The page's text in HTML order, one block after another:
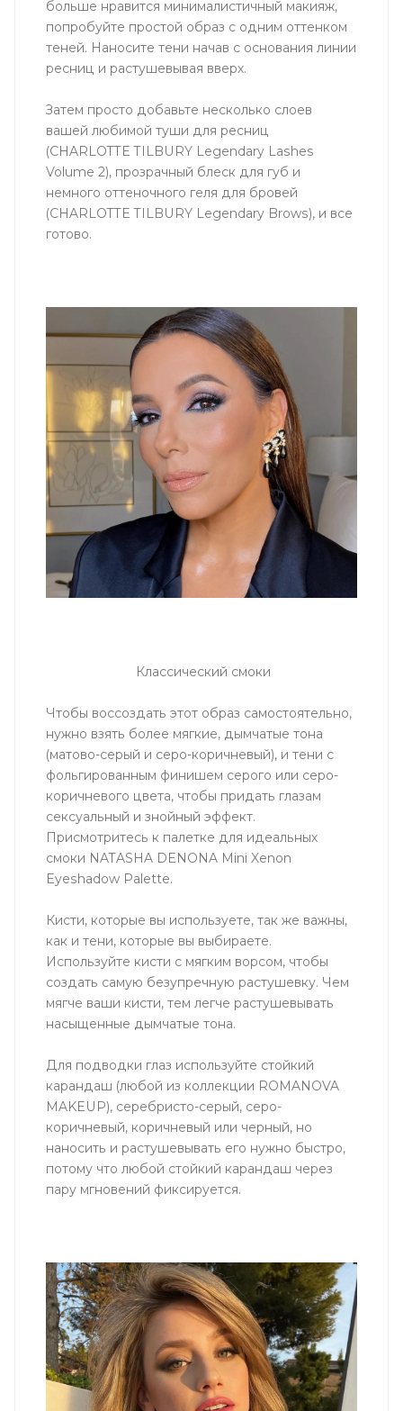
больше нравится минималистичный макияж,
попробуйте простой образ с одним оттенком
теней. Наносите тени начав с основания линии
ресниц и растушевывая вверх.
Затем просто добавьте несколько слоев
вашей любимой туши для ресниц
(CHARLOTTE TILBURY Legendary Lashes
Volume 2), прозрачный блеск для губ и
немного оттеночного геля для бровей
(CHARLOTTE TILBURY Legendary Brows), и все
готово.
Классический смоки
Чтобы воссоздать этот образ самостоятельно,
нужно взять более мягкие, дымчатые тона
(матово-серый и серо-коричневый), и тени с
фольгированным финишем серого или серо-
коричневого цвета, чтобы придать глазам
сексуальный и знойный эффект.
Присмотритесь к палетке для идеальных
смоки NATASHA DENONA Mini Xenon
Eyeshadow Palette.
Кисти, которые вы используете, так же важны,
как и тени, которые вы выбираете.
Используйте кисти с мягким ворсом, чтобы
создать самую безупречную растушевку. Чем
мягче ваши кисти, тем легче растушевывать
насыщенные дымчатые тона.
Для подводки глаз используйте стойкий
карандаш (любой из коллекции ROMANOVA
MAKEUP), серебристо-серый, серо-
коричневый, коричневый или черный, но
наносить и растушевывать его нужно быстро,
потому что любой стойкий карандаш через
пару мгновений фиксируется.